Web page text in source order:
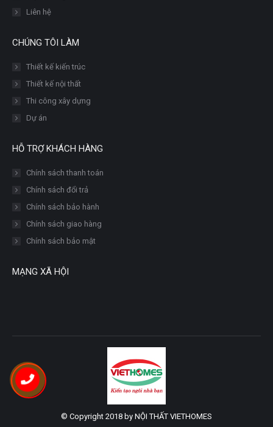
Liên hệ
CHÚNG TÔI LÀM
Thiết kế kiến trúc
Thiết kế nội thất
Thi công xây dựng
Dự án
HỖ TRỢ KHÁCH HÀNG
Chính sách thanh toán
Chính sách đổi trả
Chính sách bảo hành
Chính sách giao hàng
Chính sách bảo mật
MẠNG XÃ HỘI
© Copyright 2018 by NỘI THẤT VIETHOMES